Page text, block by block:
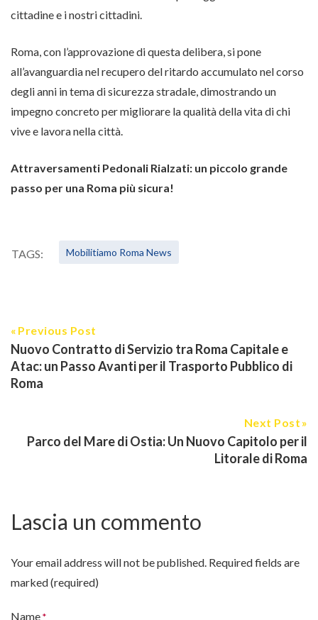
cittadine e i nostri cittadini.
Roma, con l’approvazione di questa delibera, si pone
all’avanguardia nel recupero del ritardo accumulato nel corso
degli anni in tema di sicurezza stradale, dimostrando un
impegno concreto per migliorare la qualità della vita di chi
vive e lavora nella città.
Attraversamenti Pedonali Rialzati: un piccolo grande
passo per una Roma più sicura!
TAGS: Mobilitiamo Roma News
Previous Post
Nuovo Contratto di Servizio tra Roma Capitale e
Atac: un Passo Avanti per il Trasporto Pubblico di
Roma
Next Post
Parco del Mare di Ostia: Un Nuovo Capitolo per il
Litorale di Roma
Lascia un commento
Your email address will not be published. Required fields are
marked (required)
Name